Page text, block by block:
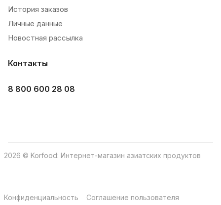
История заказов
Личные данные
Новостная рассылка
Контакты
8 800 600 28 08
2026 © Korfood: Интернет-магазин азиатских продуктов
Конфиденциальность Соглашение пользователя